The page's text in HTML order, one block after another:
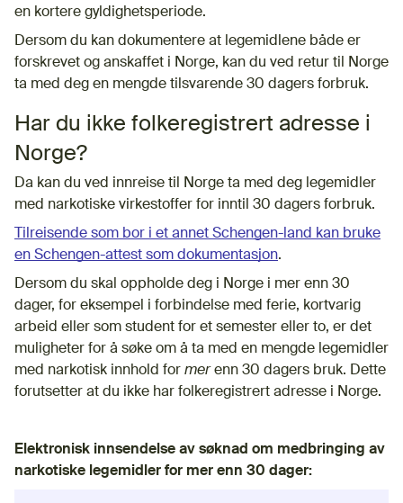
en kortere gyldighetsperiode.
Dersom du kan dokumentere at legemidlene både er
forskrevet og anskaffet i Norge, kan du ved retur til Norge
ta med deg en mengde tilsvarende 30 dagers forbruk.
Har du ikke folkeregistrert adresse i
Norge?
Da kan du ved innreise til Norge ta med deg legemidler
med narkotiske virkestoffer for inntil 30 dagers forbruk.
Tilreisende som bor i et annet Schengen-land kan bruke
en Schengen-attest som dokumentasjon.
Dersom du skal oppholde deg i Norge i mer enn 30
dager, for eksempel i forbindelse med ferie, kortvarig
arbeid eller som student for et semester eller to, er det
muligheter for å søke om å ta med en mengde legemidler
med narkotisk innhold for merenn 30 dagers bruk. Dette
forutsetter at du ikke har folkeregistrert adresse i Norge.
Elektronisk innsendelse av søknad om medbringing av
narkotiske legemidler for mer enn 30 dager: